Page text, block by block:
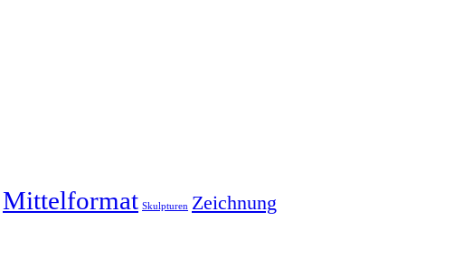
Mittelformat Skulpturen Zeichnung